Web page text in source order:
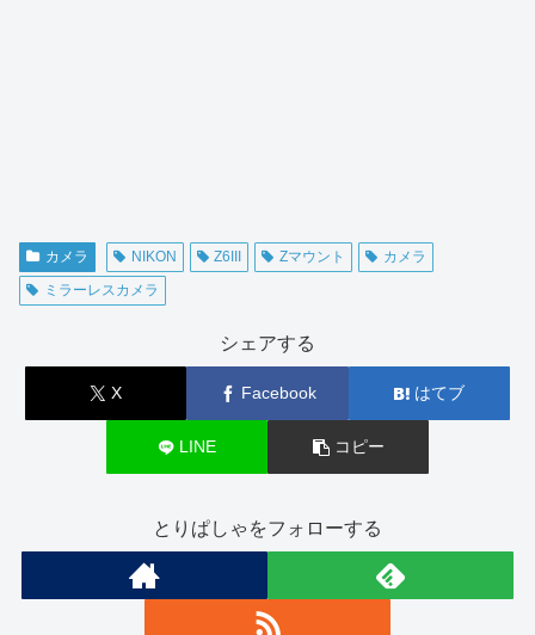
カメラ NIKON Z6III Zマウント
カメラ
ミラーレスカメラ
シェアする
X Facebook はてブ
LINE コピー
とりぱしゃをフォローする